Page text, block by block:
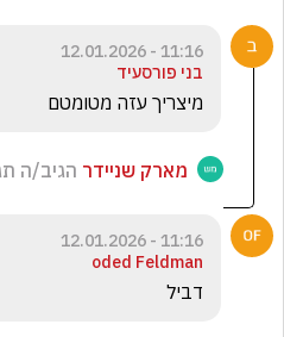
11:16 - 12.01.2026
בני פורסעיד
מיצריך עזה מטומטם
מארק שניידר הגיב/ה
11:16 - 12.01.2026
oded Feldman
דביל